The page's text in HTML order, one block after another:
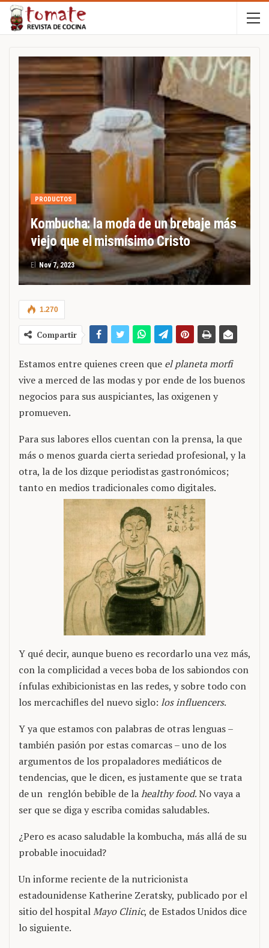
PRODUCTOS
Kombucha: la moda de un brebaje más
viejo que el mismísimo Cristo
El Nov 7, 2023
1.270
Compartir
Estamos entre quienes creen que el planeta morfi
vive a merced de las modas y por ende de los buenos
negocios para sus auspiciantes, las oxigenen y
promueven.
Para sus labores ellos cuentan con la prensa, la que
más o menos guarda cierta seriedad profesional, y la
otra, la de los dizque periodistas gastronómicos;
tanto en medios tradicionales como digitales.
Y qué decir, aunque bueno es recordarlo una vez más,
con la complicidad a veces boba de los sabiondos con
ínfulas exhibicionistas en las redes, y sobre todo con
los mercachifles del nuevo siglo: los influencers.
Y ya que estamos con palabras de otras lenguas –
también pasión por estas comarcas – uno de los
argumentos de los propaladores mediáticos de
tendencias, que le dicen, es justamente que se trata
de un renglón bebible de lahealthy food. No vaya a
ser que se diga y escriba comidas saludables.
¿Pero es acaso saludable la kombucha, más allá de su
probable inocuidad?
Un informe reciente de la nutricionista
estadounidense Katherine Zeratsky, publicado por el
sitio del hospitalMayo Clinic, de Estados Unidos dice
lo siguiente.